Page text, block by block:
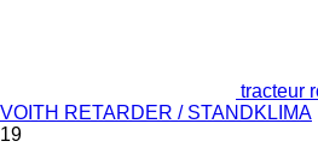
tracteur
VOITH RETARDER / STANDKLIMA
19